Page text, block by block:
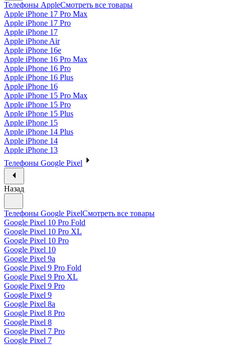
Телефоны AppleСмотреть все товары
Apple iPhone 17 Pro Max
Apple iPhone 17 Pro
Apple iPhone 17
Apple iPhone Air
Apple iPhone 16e
Apple iPhone 16 Pro Max
Apple iPhone 16 Pro
Apple iPhone 16 Plus
Apple iPhone 16
Apple iPhone 15 Pro Max
Apple iPhone 15 Pro
Apple iPhone 15 Plus
Apple iPhone 15
Apple iPhone 14 Plus
Apple iPhone 14
Apple iPhone 13
Телефоны Google Pixel
Назад
Телефоны Google PixelСмотреть все товары
Google Pixel 10 Pro Fold
Google Pixel 10 Pro XL
Google Pixel 10 Pro
Google Pixel 10
Google Pixel 9a
Google Pixel 9 Pro Fold
Google Pixel 9 Pro XL
Google Pixel 9 Pro
Google Pixel 9
Google Pixel 8a
Google Pixel 8 Pro
Google Pixel 8
Google Pixel 7 Pro
Google Pixel 7